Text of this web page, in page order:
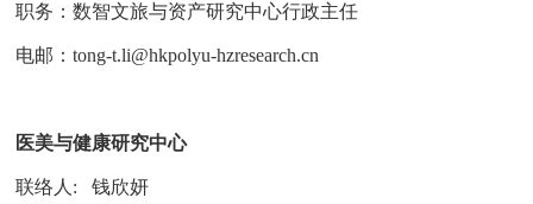
职务：数智文旅与资产研究中心行政主任
电邮：tong-t.li@hkpolyu-hzresearch.cn
医美与健康研究中心
联络人: 钱欣妍